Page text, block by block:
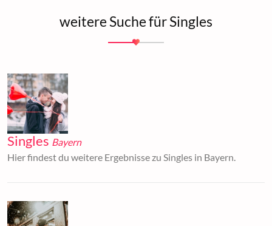
weitere Suche für Singles
Singles Bayern
Hier findest du weitere Ergebnisse zu Singles in Bayern.